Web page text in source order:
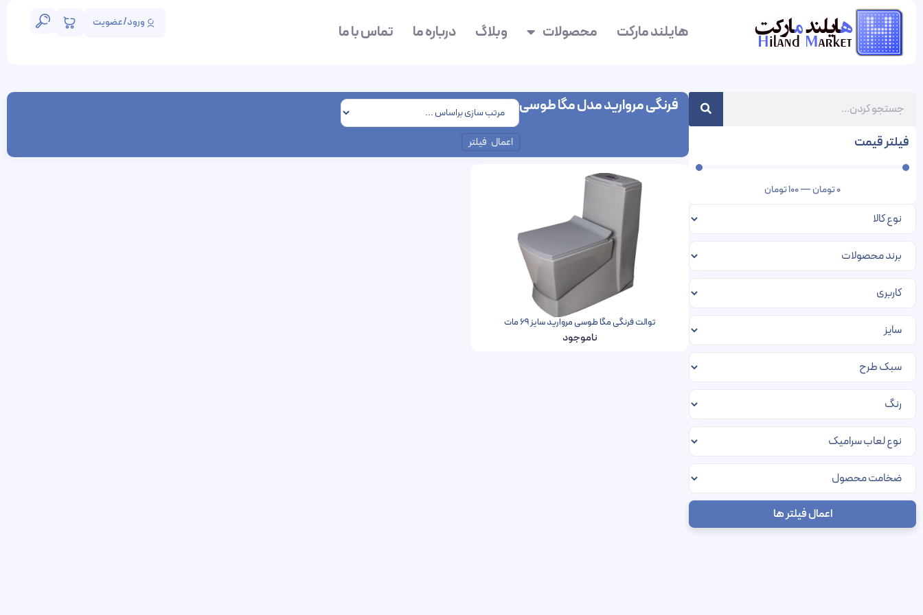
هایلند مارکت محصولات وبلاگ درباره ما تماس با ما ورود/عضویت
فیلتر قیمت
0تومان—
100تومان
اعمال فیلتر ها
فرنگی مروارید مدل مگا طوسی
اعمال فیلتر
توالت فرنگی مگا طوسی مروارید سایز 69 مات
ناموجود